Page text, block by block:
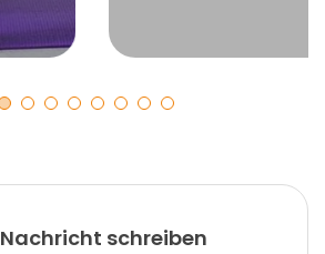
Nachricht schreiben